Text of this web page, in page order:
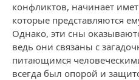
конфликтов, начинает
которые представляются
Однако, эти сны
ведь они связаны с
питающимся
всегда был опорой и